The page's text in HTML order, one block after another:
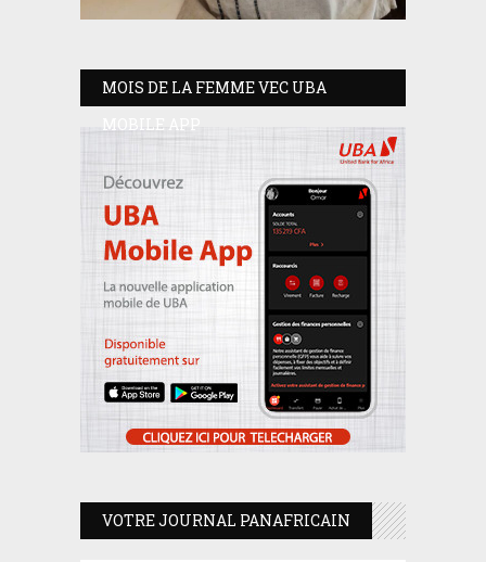
MOIS DE LA FEMME VEC UBA
MOBILE APP
VOTRE JOURNAL PANAFRICAIN